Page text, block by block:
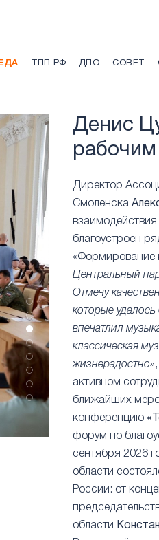
ТПП РФ ДПО СОВЕТ
Денис
Директор
Смоленска
благоустроен
«Формирование
Центральный
Отмечу
которые
впечатлил
классическая
жизнерадостно»
активном
ближайших
конференцию
форум по
сентября 2026
области
России: от
области